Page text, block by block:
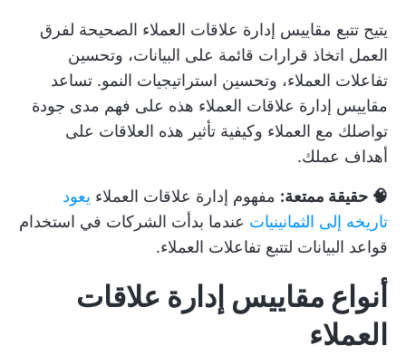
يتيح تتبع مقاييس إدارة علاقات العملاء الصحيحة لفرق
العمل اتخاذ قرارات قائمة على البيانات، وتحسين
تفاعلات العملاء، وتحسين استراتيجيات النمو. تساعد
مقاييس إدارة علاقات العملاء هذه على فهم مدى جودة
تواصلك مع العملاء وكيفية تأثير هذه العلاقات على
أهداف عملك.
🧠 حقيقة ممتعة: مفهوم إدارة علاقات العملاء يعود
تاريخه إلى الثمانينيات عندما بدأت الشركات في استخدام
قواعد البيانات لتتبع تفاعلات العملاء.
أنواع مقاييس إدارة علاقات
العملاء